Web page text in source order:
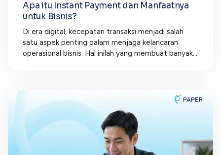
Apa itu Instant Payment dan Manfaatnya
untuk Bisnis?
Di era digital, kecepatan transaksi menjadi salah
satu aspek penting dalam menjaga kelancaran
operasional bisnis. Hal inilah yang membuat banyak...